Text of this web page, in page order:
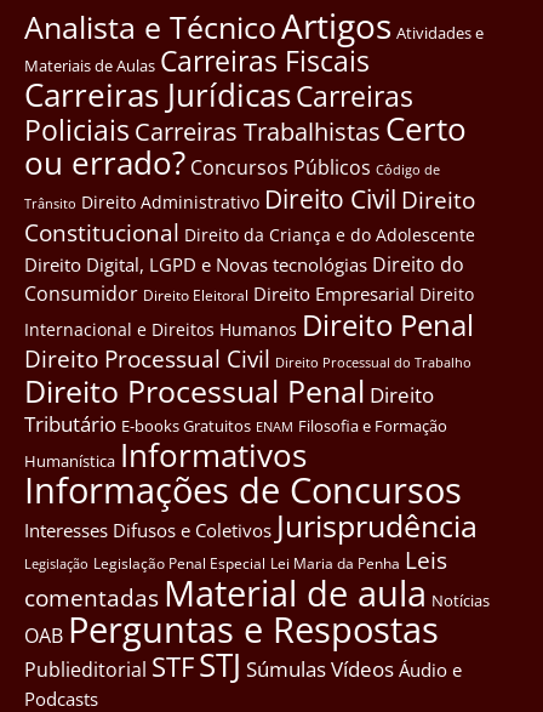
Analista e TécnicoArtigos Atividades e
Materiais de Aulas Carreiras Fiscais
Carreiras JurídicasCarreiras
Policiais Carreiras Trabalhistas Certo
ou errado? Concursos Públicos Côdigo de
Trânsito Direito Administrativo Direito Civil Direito
Constitucional Direito da Criança e do Adolescente
Direito Digital, LGPD e Novas tecnológias Direito do
Consumidor Direito Eleitoral Direito Empresarial Direito
Internacional e Direitos Humanos Direito Penal
Direito Processual Civil Direito Processual do Trabalho
Direito Processual Penal Direito
Tributário E-books Gratuitos ENAM Filosofia e Formação
Humanística Informativos
Informações de Concursos
Interesses Difusos e Coletivos Jurisprudência
Legislação Legislação Penal Especial Lei Maria da Penha Leis
comentadas Material de aula Notícias
OAB Perguntas e Respostas
Publieditorial STFSTJ SúmulasVídeos Áudio e
Podcasts